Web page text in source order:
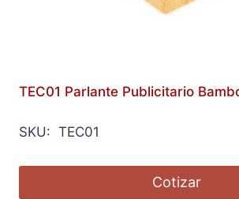
TEC01 Parlante Publicitario
SKU: TEC01
Cotizar